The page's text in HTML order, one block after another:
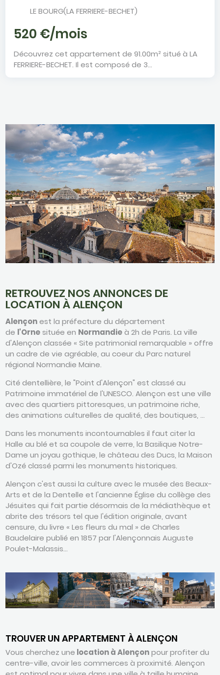
Maison à LA FERRIERE-BECHET
LE BOURG(LA FERRIERE-BECHET)
520 €/mois
Découvrez cet appartement de 91.00m² situé à LA
FERRIERE-BECHET. Il est composé de 3...
RETROUVEZ NOS ANNONCES DE
LOCATION À ALENÇON
Alençonest la préfecture du département
de l'Orne située en Normandieà 2h de Paris. La ville
d'Alençon classée « Site patrimonial remarquable » offre
un cadre de vie agréable, au coeur du Parc naturel
régional Normandie Maine.
Cité dentellière, le "Point d'Alençon" est classé au
Patrimoine immatériel de l'UNESCO. Alençon est une ville
avec des quartiers pittoresques, un patrimoine riche,
des animations culturelles de qualité, des boutiques, ...
Dans les monuments incontournables il faut citer la
Halle au blé et sa coupole de verre, la Basilique Notre-
Dame un joyau gothique, le château des Ducs, la Maison
d'Ozé classé parmi les monuments historiques.
Alençon c'est aussi la culture avec le musée des Beaux-
Arts et de la Dentelle et l'ancienne Église du collège des
Jésuites qui fait partie désormais de la médiathèque et
abrite des trésors tel que l'édition originale, avant
censure, du livre « Les fleurs du mal » de Charles
Baudelaire publié en 1857 par l'Alençonnais Auguste
Poulet-Malassis…
TROUVER UN APPARTEMENT À ALENÇON
Vous cherchez une location à Alençonpour profiter du
centre-ville, avoir les commerces à proximité. Alençon